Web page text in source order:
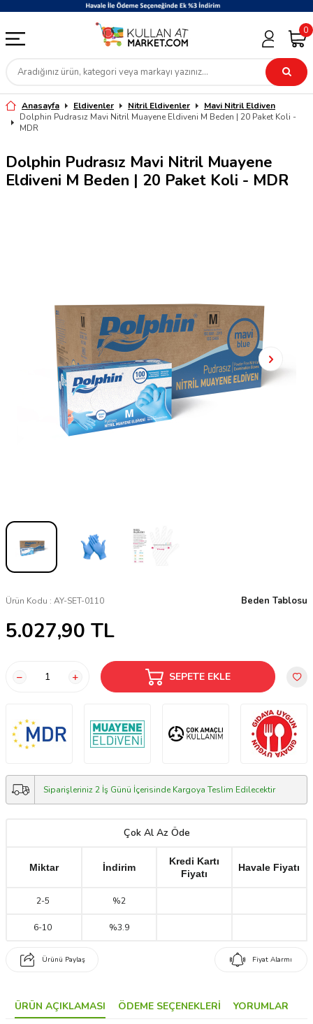
0
Anasayfa Eldivenler Nitril Eldivenler
Mavi Nitril Eldiven
Dolphin Pudrasız Mavi Nitril Muayene Eldiveni M Beden | 20 Paket Koli -
MDR
Dolphin Pudrasız Mavi Nitril Muayene
Eldiveni M Beden | 20 Paket Koli - MDR
Ürün Kodu : AY-SET-0110 Beden Tablosu
5.027,90 TL
SEPETE EKLE
Siparişleriniz 2 İş Günü İçerisinde Kargoya Teslim Edilecektir
Çok Al Az Öde
Miktar İndirim
Kredi Kartı
Fiyatı
Havale Fiyatı
2-5 %2
6-10 %3.9
Ürünü Paylaş Fiyat Alarmı
ÜRÜN AÇIKLAMASI ÖDEME SEÇENEKLERI YORUMLAR